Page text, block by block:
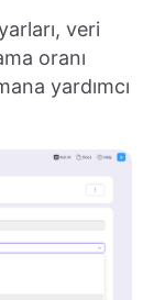
veri
oranı
yardımcı